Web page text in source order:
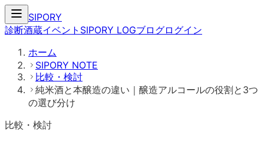
SIPORY
診断酒蔵イベント SIPORY LOGブログログイン
ホーム
SIPORY NOTE
比較・検討
純米酒と本醸造の違い｜醸造アルコールの役割と3つ
の選び分け
比較・検討